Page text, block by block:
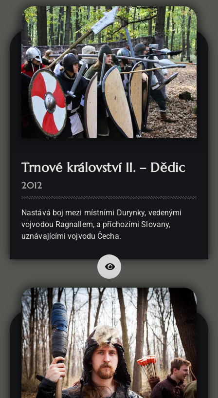
Trnové království II. – Dědic
2012
Nastává boj mezi místními Durynky, vedenými
vojvodou Ragnallem, a příchozími Slovany,
uznávajícími vojvodu Čecha.